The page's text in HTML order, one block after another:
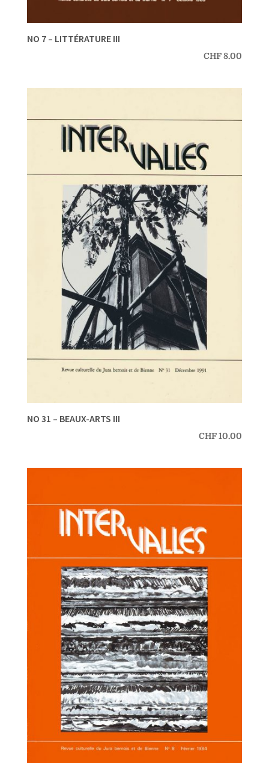
NO 7 – LITTÉRATURE III
CHF8.00
NO 31 – BEAUX-ARTS III
CHF10.00